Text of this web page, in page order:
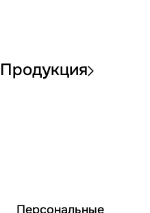
Продукция
Персональные